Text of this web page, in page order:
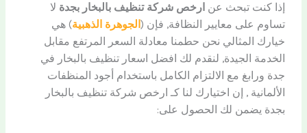
إذا كنت تبحث عن ارخص شركة تنظيف بالبخار بجدة لا
تساوم على معايير النظافة, فإن ( الجوهرة الذهبية) هي
خيارك المثالي نحن حطمنا معادلة السعر المرتفع مقابل
الخدمة الجيدة, لنقدم لك افضل اسعار تنظيف بالبخار في
جدة ورابغ مع الالتزام الكامل باستخدام أجود المنظفات
الألمانية , إن اختيارك لنا كـ ارخص شركة تنظيف بالبخار
بجدة يضمن لك الحصول على: